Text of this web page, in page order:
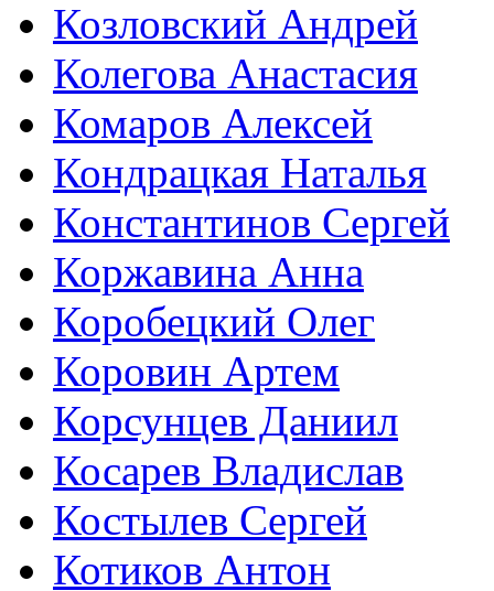
Козловский Андрей
Колегова Анастасия
Комаров Алексей
Кондрацкая Наталья
Константинов Сергей
Коржавина Анна
Коробецкий Олег
Коровин Артем
Корсунцев Даниил
Косарев Владислав
Костылев Сергей
Котиков Антон